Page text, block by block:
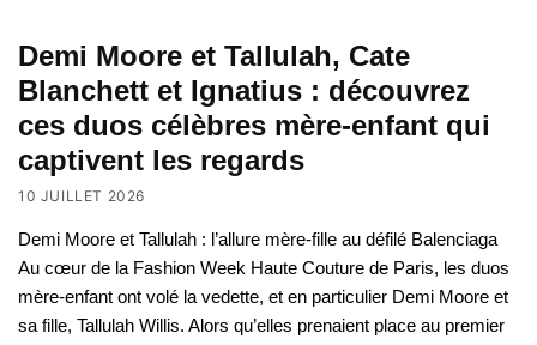
Demi Moore et Tallulah, Cate
Blanchett et Ignatius : découvrez
ces duos célèbres mère-enfant qui
captivent les regards
10 JUILLET 2026
Demi Moore et Tallulah : l’allure mère-fille au défilé Balenciaga
Au cœur de la Fashion Week Haute Couture de Paris, les duos
mère-enfant ont volé la vedette, et en particulier Demi Moore et
sa fille, Tallulah Willis. Alors qu’elles prenaient place au premier